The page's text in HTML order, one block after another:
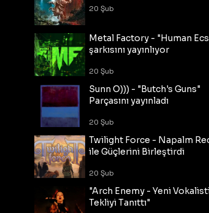
20 Şub
Metal Factory - "Human
şarkısını yayınlıyor
20 Şub
Sunn O))) - "Butch's Guns"
Parçasını yayınladı
20 Şub
Twilight Force - Napalm
ile Güçlerini Birleştirdi
20 Şub
"Arch Enemy - Yeni
Tekliyi Tanıttı"